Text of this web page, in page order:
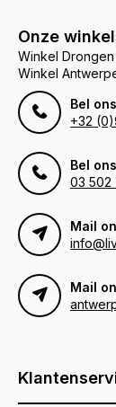
Onze
Winkel Drongen
Winkel
Bel
+32
Bel
03 502
Mail
Mail